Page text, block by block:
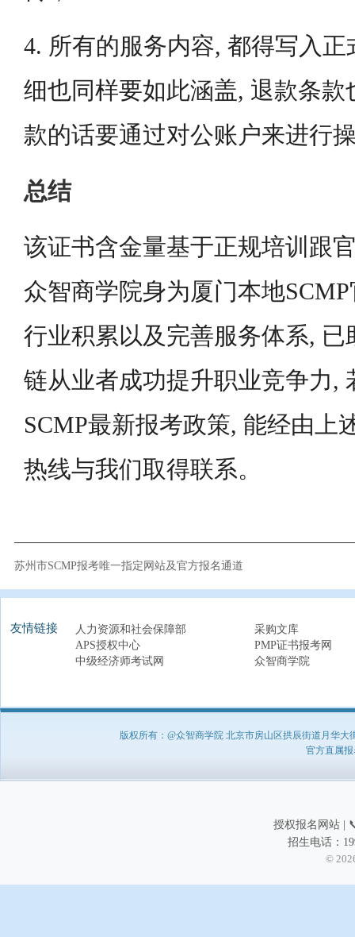
4. 所有的服务内容, 都得写入
细也同样要如此涵盖, 退款条款
款的话要通过对公账户来进行
总结
该证书含金量基于正规培训跟
众智商学院身为厦门本地
行业积累以及完善服务体系,
链从业者成功提升职业竞争力,
SCMP最新报考政策, 能经由上
热线与我们取得联系。
苏州市SCMP报考唯一指定网站及官方报名通道
友情链接 人力资源和社会保障部
采购文库
APS授权中心
PMP证书报考网
中级经济师考试网
众智商学院
版权所有：@众智商学院 北京市房山区拱辰街道月华
官方直属报
授权报名网站 |
招生电话：
©